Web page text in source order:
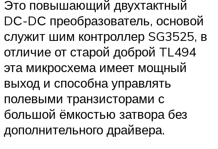
Это повышающий двухтактный
DС-DС преобразователь, основой
служит шим контроллер SG3525, в
отличие от старой доброй TL494
эта микросхема имеет мощный
выход и способна управлять
полевыми транзисторами с
большой ёмкостью затвора без
дополнительного драйвера.